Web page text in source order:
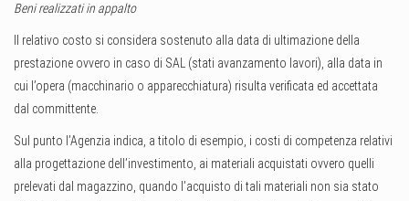
Beni realizzati in appalto
Il relativo costo si considera sostenuto alla data di ultimazione della
prestazione ovvero in caso di SAL (stati avanzamento lavori), alla data in
cui l’opera (macchinario o apparecchiatura) risulta verificata ed accettata
dal committente.
Sul punto l’Agenzia indica, a titolo di esempio, i costi di competenza relativi
alla progettazione dell’investimento, ai materiali acquistati ovvero quelli
prelevati dal magazzino, quando l’acquisto di tali materiali non sia stato